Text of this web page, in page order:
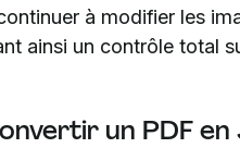
à modifier les
ainsi un contrôle total
un PDF